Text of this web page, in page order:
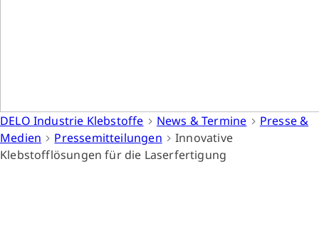
DELO Industrie Klebstoffe News & Termine
Presse &
Medien
Pressemitteilungen
Innovative
Klebstofflösungen für die Laserfertigung